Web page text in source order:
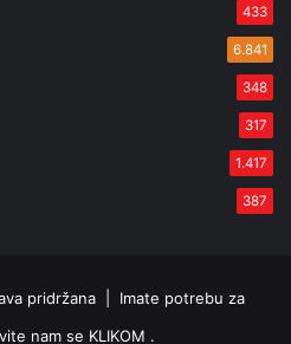
433
6.841
348
317
1.417
387
pridržana | Imate potrebu za
nam se KLIKOM .